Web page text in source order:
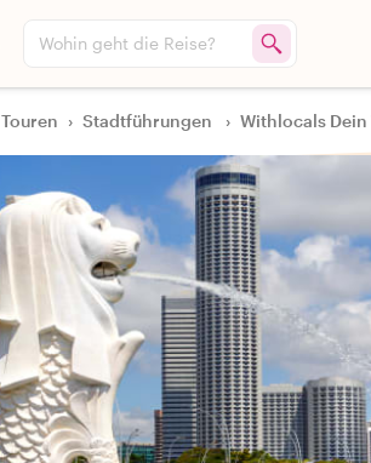
Wohin geht die Reise?
Touren › Stadtführungen › Withlocals